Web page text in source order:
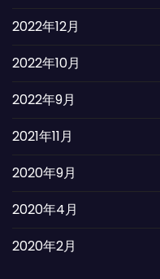
2022年12月
2022年10月
2022年9月
2021年11月
2020年9月
2020年4月
2020年2月